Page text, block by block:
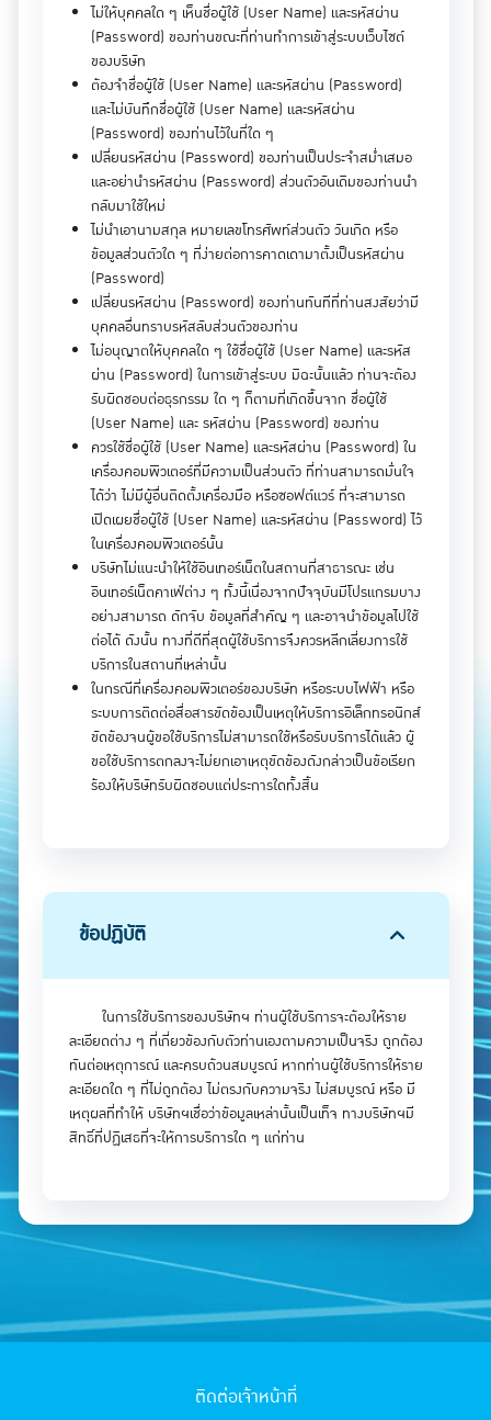
ไม่ให้บุคคลใด ๆ เห็นชื่อผู้ใช้ (User Name) และรหัสผ่าน
(Password) ของท่านขณะที่ท่านทำการเข้าสู่ระบบเว็บไซต์
ของบริษัท
ต้องจำชื่อผู้ใช้ (User Name) และรหัสผ่าน (Password)
และไม่บันทึกชื่อผู้ใช้ (User Name) และรหัสผ่าน
(Password) ของท่านไว้ในที่ใด ๆ
เปลี่ยนรหัสผ่าน (Password) ของท่านเป็นประจำสม่ำเสมอ
และอย่านำรหัสผ่าน (Password) ส่วนตัวอันเดิมของท่านนำ
กลับมาใช้ใหม่
ไม่นำเอานามสกุล หมายเลขโทรศัพท์ส่วนตัว วันเกิด หรือ
ข้อมูลส่วนตัวใด ๆ ที่ง่ายต่อการคาดเดามาตั้งเป็นรหัสผ่าน
(Password)
เปลี่ยนรหัสผ่าน (Password) ของท่านทันทีที่ท่านสงสัยว่ามี
บุคคลอื่นทราบรหัสลับส่วนตัวของท่าน
ไม่อนุญาตให้บุคคลใด ๆ ใช้ชื่อผู้ใช้ (User Name) และรหัส
ผ่าน (Password) ในการเข้าสู่ระบบ มิฉะนั้นแล้ว ท่านจะต้อง
รับผิดชอบต่อธุรกรรม ใด ๆ ก็ตามที่เกิดขึ้นจาก ชื่อผู้ใช้
(User Name) และ รหัสผ่าน (Password) ของท่าน
ควรใช้ชื่อผู้ใช้ (User Name) และรหัสผ่าน (Password) ใน
เครื่องคอมพิวเตอร์ที่มีความเป็นส่วนตัว ที่ท่านสามารถมั่นใจ
ได้ว่า ไม่มีผู้อื่นติดตั้งเครื่องมือ หรือซอฟต์แวร์ ที่จะสามารถ
เปิดเผยชื่อผู้ใช้ (User Name) และรหัสผ่าน (Password) ไว้
ในเครื่องคอมพิวเตอร์นั้น
บริษัทไม่แนะนำให้ใช้อินเทอร์เน็ตในสถานที่สาธารณะ เช่น
อินเทอร์เน็ตคาเฟ่ต่าง ๆ ทั้งนี้เนื่องจากปัจจุบันมีโปรแกรมบาง
อย่างสามารถ ดักจับ ข้อมูลที่สำคัญ ๆ และอาจนำข้อมูลไปใช้
ต่อได้ ดังนั้น ทางที่ดีที่สุดผู้ใช้บริการจึงควรหลีกเลี่ยงการใช้
บริการในสถานที่เหล่านั้น
ในกรณีที่เครื่องคอมพิวเตอร์ของบริษัท หรือระบบไฟฟ้า หรือ
ระบบการติดต่อสื่อสารขัดข้องเป็นเหตุให้บริการอิเล็กทรอนิกส์
ขัดข้องจนผู้ขอใช้บริการไม่สามารถใช้หรือรับบริการได้แล้ว ผู้
ขอใช้บริการตกลงจะไม่ยกเอาเหตุขัดข้องดังกล่าวเป็นข้อเรียก
ร้องให้บริษัทรับผิดชอบแต่ประการใดทั้งสิ้น
ข้อปฏิบัติ
ในการใช้บริการของบริษัทฯ ท่านผู้ใช้บริการจะต้องให้ราย
ละเอียดต่าง ๆ ที่เกี่ยวข้องกับตัวท่านเองตามความเป็นจริง ถูกต้อง
ทันต่อเหตุการณ์ และครบถ้วนสมบูรณ์ หากท่านผู้ใช้บริการให้ราย
ละเอียดใด ๆ ที่ไม่ถูกต้อง ไม่ตรงกับความจริง ไม่สมบูรณ์ หรือ มี
เหตุผลที่ทำให้ บริษัทฯเชื่อว่าข้อมูลเหล่านั้นเป็นเท็จ ทางบริษัทฯมี
สิทธิ์ที่ปฏิเสธที่จะให้การบริการใด ๆ แก่ท่าน
ติดต่อเจ้าหน้าที่